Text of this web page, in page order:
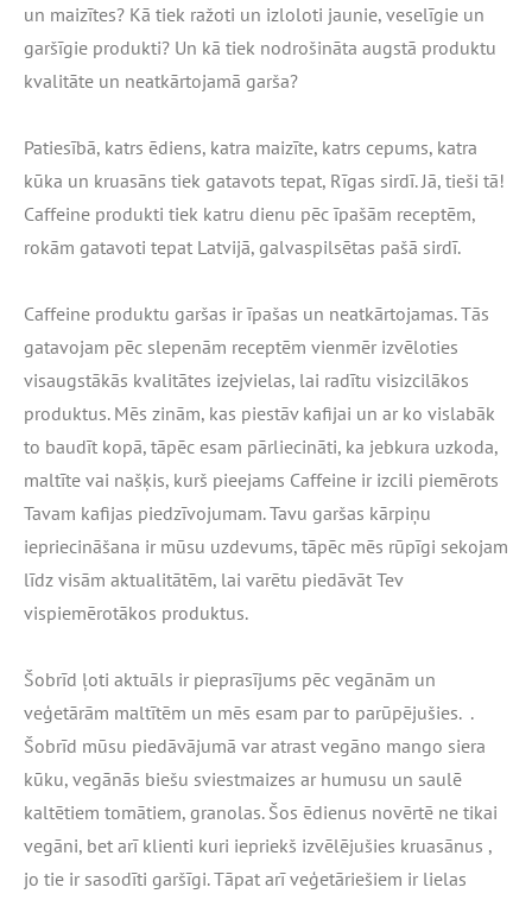
un maizītes? Kā tiek ražoti un izloloti jaunie, veselīgie un
garšīgie produkti? Un kā tiek nodrošināta augstā produktu
kvalitāte un neatkārtojamā garša?
Patiesībā, katrs ēdiens, katra maizīte, katrs cepums, katra
kūka un kruasāns tiek gatavots tepat, Rīgas sirdī. Jā, tieši tā!
Caffeine produkti tiek katru dienu pēc īpašām receptēm,
rokām gatavoti tepat Latvijā, galvaspilsētas pašā sirdī.
Caffeine produktu garšas ir īpašas un neatkārtojamas. Tās
gatavojam pēc slepenām receptēm vienmēr izvēloties
visaugstākās kvalitātes izejvielas, lai radītu visizcilākos
produktus. Mēs zinām, kas piestāv kafijai un ar ko vislabāk
to baudīt kopā, tāpēc esam pārliecināti, ka jebkura uzkoda,
maltīte vai našķis, kurš pieejams Caffeine ir izcili piemērots
Tavam kafijas piedzīvojumam. Tavu garšas kārpiņu
iepriecināšana ir mūsu uzdevums, tāpēc mēs rūpīgi sekojam
līdz visām aktualitātēm, lai varētu piedāvāt Tev
vispiemērotākos produktus.
Šobrīd ļoti aktuāls ir pieprasījums pēc vegānām un
veģetārām maltītēm un mēs esam par to parūpējušies. .
Šobrīd mūsu piedāvājumā var atrast vegāno mango siera
kūku, vegānās biešu sviestmaizes ar humusu un saulē
kaltētiem tomātiem, granolas. Šos ēdienus novērtē ne tikai
vegāni, bet arī klienti kuri iepriekš izvēlējušies kruasānus ,
jo tie ir sasodīti garšīgi. Tāpat arī veģetāriešiem ir lielas